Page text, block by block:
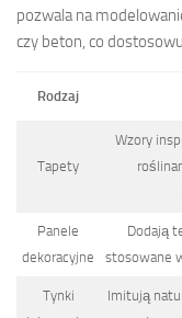
pozwala na
czy beton, co
Rodzaj
Tapety
Wzory
Panele
dekoracyjne
Dodają
stosowane
Tynki
Imitują